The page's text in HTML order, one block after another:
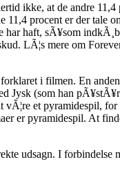
ikke, at de andre
procent er der tale
haft, sÃ¥som
LÃ¦s mere om
i filmen. En
Jysk (som han
et pyramidespil,
er pyramidespil. At
udsagn. I forbindelse